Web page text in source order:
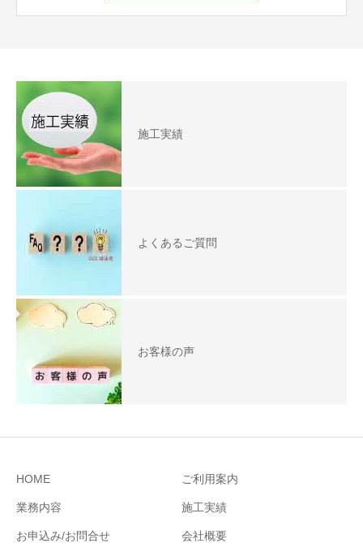
施工実績
よくあるご質問
お客様の声
HOME ご利用案内
業務内容 施工実績
お申込み/お問合せ 会社概要